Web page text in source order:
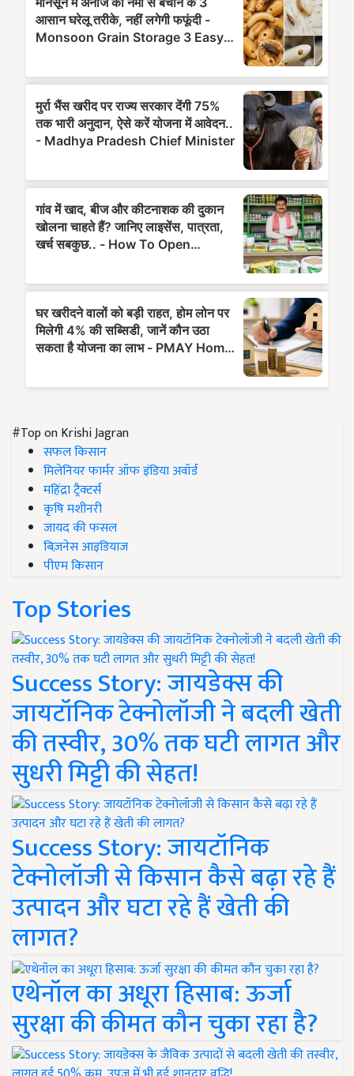
#Top on Krishi Jagran
सफल किसान
मिलेनियर फार्मर ऑफ इंडिया अवॉर्ड
महिंद्रा ट्रैक्टर्स
कृषि मशीनरी
जायद की फसल
बिज़नेस आइडियाज
पीएम किसान
Top Stories
Success Story: जायडेक्स की
जायटॉनिक टेक्नोलॉजी ने बदली खेती
की तस्वीर, 30% तक घटी लागत और
सुधरी मिट्टी की सेहत!
Success Story: जायटॉनिक
टेक्नोलॉजी से किसान कैसे बढ़ा रहे हैं
उत्पादन और घटा रहे हैं खेती की
लागत?
एथेनॉल का अधूरा हिसाब: ऊर्जा
सुरक्षा की कीमत कौन चुका रहा है?